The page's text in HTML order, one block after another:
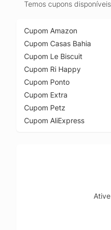
Temos cupons
Cupom Amazon
Cupom Casas Bahia
Cupom Le Biscuit
Cupom Ri Happy
Cupom Ponto
Cupom Extra
Cupom Petz
Cupom AliExpress